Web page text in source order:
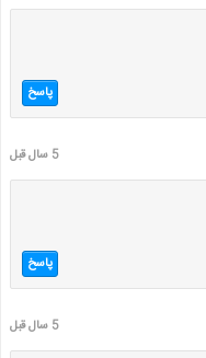
پاسخ
5 سال قبل
پاسخ
5 سال قبل